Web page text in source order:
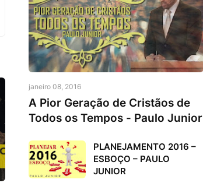
janeiro 08, 2016
A Pior Geração de Cristãos de
Todos os Tempos - Paulo Junior
PLANEJAMENTO 2016 –
ESBOÇO – PAULO
JUNIOR